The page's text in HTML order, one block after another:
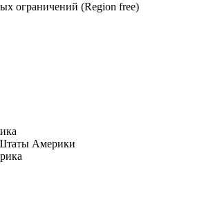
ограничений (Region free)
Америки